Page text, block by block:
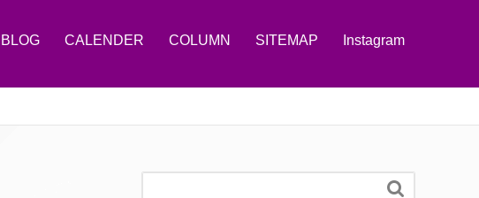
BLOG CALENDER COLUMN SITEMAP Instagram
